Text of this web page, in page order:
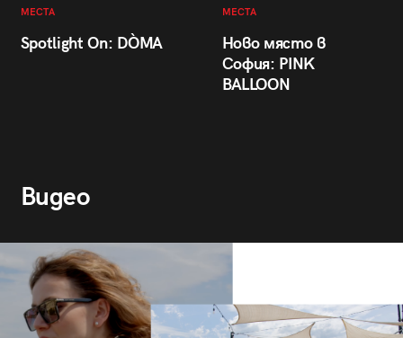
МЕСТА
Spotlight On: DÒMA
МЕСТА
Ново място в
София: PINK
BALLOON
Видео